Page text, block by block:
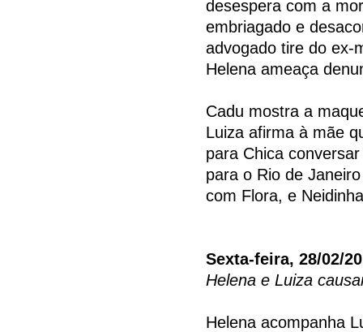
desespera com a
embriagado e
advogado tire do ex-
Helena ameaça
Cadu mostra a
Luiza afirma à mãe
para Chica
para o Rio de
com Flora, e
Sexta-feira, 28/02/
Helena e Luiza
Helena acompanha